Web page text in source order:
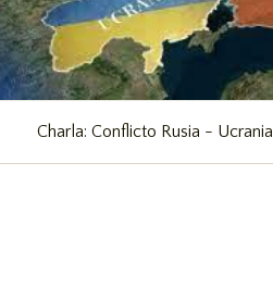
Charla: Conflicto Rusia - Ucrania